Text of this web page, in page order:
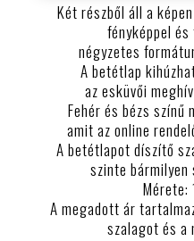
Két részből áll a
fényképpel
négyzetes
A betétlap
az esküvői
Fehér és bézs
amit az online
A betétlapot díszítő
szinte bármilyen
Mérete:
A megadott ár
szalagot és a